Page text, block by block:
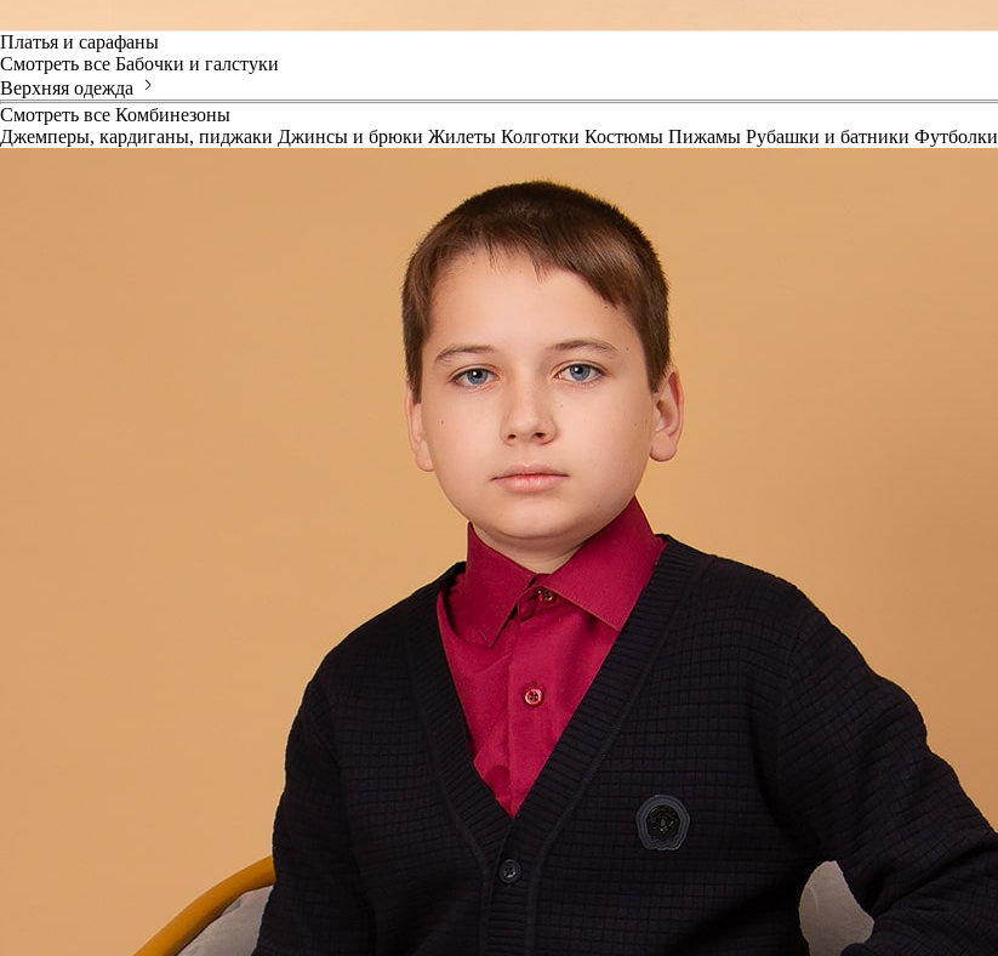
Платья и сарафаны
Смотреть все Бабочки и галстуки
Верхняя одежда
Смотреть все Комбинезоны
Джемперы, кардиганы, пиджаки Джинсы и брюки Жилеты Колготки Костюмы Пижамы Рубашки и батники Футболки